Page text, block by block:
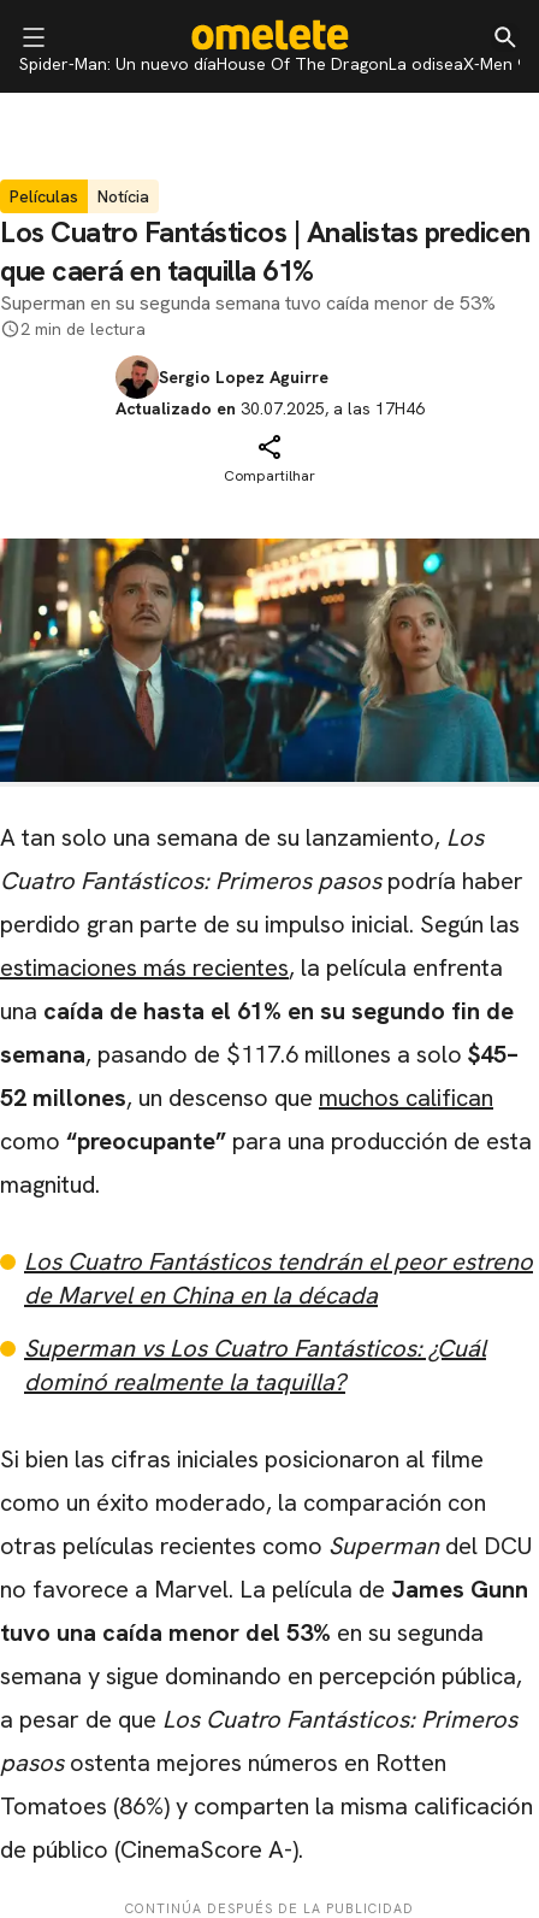
Spider-Man: Un nuevo díaHouse Of The DragonLa odiseaX-Men 97
Películas Notícia
Los Cuatro Fantásticos | Analistas predicen
que caerá en taquilla 61%
Superman en su segunda semana tuvo caída menor de 53%
2 min de lectura
Sergio Lopez Aguirre
Actualizado en 30.07.2025, a las 17H46
Compartilhar
A tan solo una semana de su lanzamiento, Los
Cuatro Fantásticos: Primeros pasospodría haber
perdido gran parte de su impulso inicial. Según las
estimaciones más recientes, la película enfrenta
una caída de hasta el 61% en su segundo fin de
semana, pasando de $117.6 millones a solo $45–
52 millones, un descenso que muchos califican
como “preocupante” para una producción de esta
magnitud.
Los Cuatro Fantásticos tendrán el peor estreno
de Marvel en China en la década
Superman vs Los Cuatro Fantásticos: ¿Cuál
dominó realmente la taquilla?
Si bien las cifras iniciales posicionaron al filme
como un éxito moderado, la comparación con
otras películas recientes como Supermandel DCU
no favorece a Marvel. La película de James Gunn
tuvo una caída menor del 53% en su segunda
semana y sigue dominando en percepción pública,
a pesar de que Los Cuatro Fantásticos: Primeros
pasosostenta mejores números en Rotten
Tomatoes (86%) y comparten la misma calificación
de público (CinemaScore A-).
CONTINÚA DESPUÉS DE LA PUBLICIDAD